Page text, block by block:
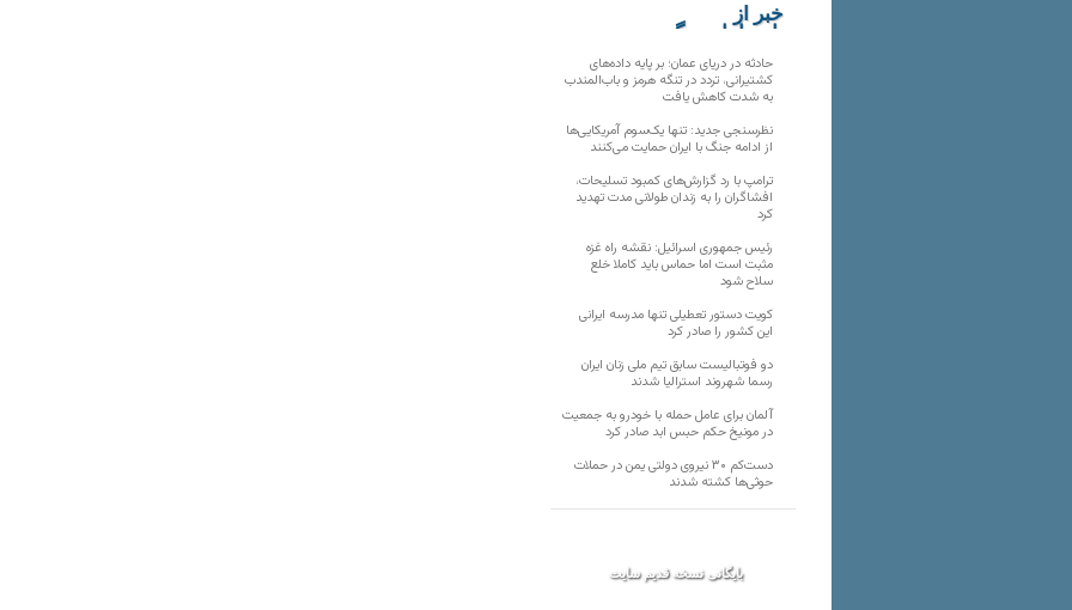
خبر از
تارنماهای دیگر
حادثه در دریای عمان؛ بر پایه داده‌های
کشتیرانی، تردد در تنگه هرمز و باب‌المندب
به شدت کاهش یافت
نظرسنجی جدید: تنها یک‌سوم آمریکایی‌ها
از ادامه جنگ با ایران حمایت می‌کنند
ترامپ با رد گزارش‌های کمبود تسلیحات،
افشاگران را به زندان طولانی مدت تهدید
کرد
رئیس‌ جمهوری اسرائیل: نقشه راه غزه
مثبت است اما حماس باید کاملا خلع
سلاح شود
کویت دستور تعطیلی تنها مدرسه ایرانی
این کشور را صادر کرد
دو فوتبالیست سابق تیم ملی زنان ایران
رسما شهروند استرالیا شدند
آلمان برای عامل حمله با خودرو به جمعیت
در مونیخ حکم حبس ابد صادر کرد
دست‌کم ۳۰ نیروی دولتی یمن در حملات
حوثی‌ها کشته شدند
بایگانی نسخه قدیم سایت